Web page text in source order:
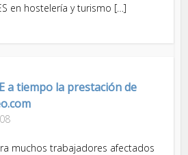
en hostelería y turismo […]
a tiempo la prestación de
muchos trabajadores afectados